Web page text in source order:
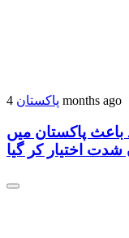
پاکستان 4 months ago
پاکستان میں
شدت اختیار کر گیا